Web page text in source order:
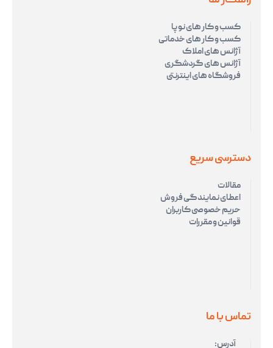
کسب و کار های نوپا
کسب و کار های خدماتی
آژانس های املاک
آژانس های گردشگری
فروشگاه های اینترنتی
دسترسی سریع
مقالات
اعطای نمایندگی فروش
حریم خصوصی کاربران
قوانین و مقررات
تماس با ما
آدرس: